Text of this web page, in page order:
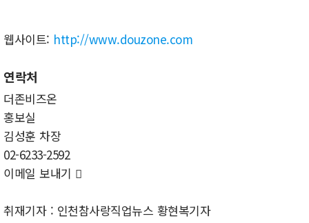
웹사이트: http://www.douzone.com
연락처
더존비즈온
홍보실
김성훈 차장
02-6233-2592
이메일 보내기 
취재기자 : 인천참사랑직업뉴스 황현복기자